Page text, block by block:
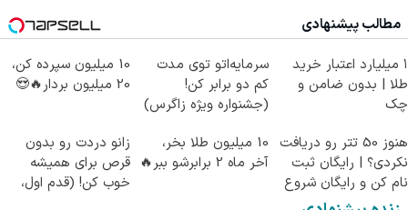
مطالب پیشنهادی
۱ میلیارد اعتبار خرید
طلا | بدون ضامن و
چک
سرمایه‌اتو توی مدت
کم دو برابر کن!
(جشنواره ویژه زاگرس)
10 میلیون سپرده کن،
20 میلیون بردار🔥😍
هنوز 50 تتر رو دریافت
نکردی؟ | رایگان ثبت
نام کن و رایگان شروع
کن!
10 میلیون طلا بخر،
آخر ماه 2 برابرشو ببر🔥
زانو دردت رو بدون
قرص برای همیشه
خوب کن! (قدم اول،